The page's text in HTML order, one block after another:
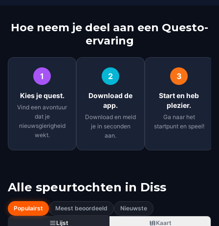
Hoe neem je deel aan een Questo-
ervaring
1
Kies je quest.
Vind een avontuur
dat je
nieuwsgierigheid
wekt.
2
Download de
app.
Download en meld
je in seconden
aan.
3
Start en heb
plezier.
Ga naar het
startpunt en speel!
Alle speurtochten in Diss
Populairst Meest beoordeeld
Nieuwste
Lijst
Kaart